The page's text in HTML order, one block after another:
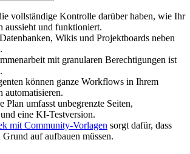
vollständige Kontrolle darüber haben, wie Ihr
aussieht und funktioniert.
Wikis und Projektboards neben
mit granularen Berechtigungen ist
können ganze Workflows in Ihrem
automatisieren.
Plan umfasst unbegrenzte Seiten,
eine KI-Testversion.
mit Community-Vorlagen sorgt dafür, dass
Grund auf aufbauen müssen.